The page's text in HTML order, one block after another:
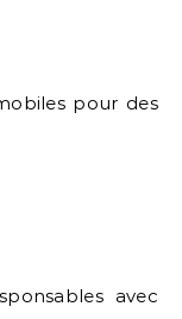
pour des
avec